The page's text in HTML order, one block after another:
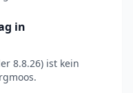
in
8.8.26) ist kein